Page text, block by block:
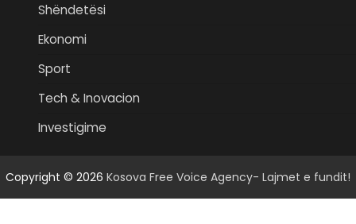
Shëndetësi
Ekonomi
Sport
Tech & Inovacion
Investigime